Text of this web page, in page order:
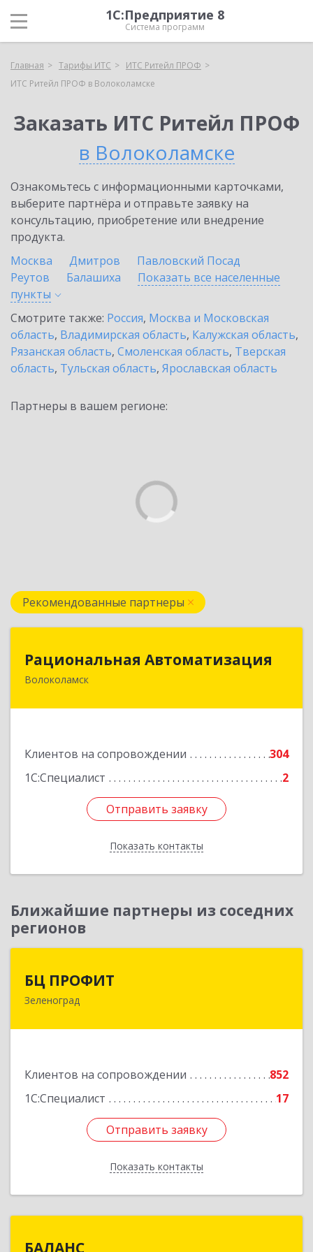
1С:Предприятие 8
Система программ
Главная Тарифы ИТС
ИТС Ритейл ПРОФ
ИТС Ритейл ПРОФ в Волоколамске
Заказать ИТС Ритейл ПРОФ
в Волоколамске
Ознакомьтесь с информационными карточками,
выберите партнёра и отправьте заявку на
консультацию, приобретение или внедрение
продукта.
Москва
Дмитров
Павловский Посад
Реутов
Балашиха
Показать все населенные
пункты
Смотрите также: Россия, Москва и Московская
область, Владимирская область, Калужская область,
Рязанская область, Смоленская область, Тверская
область, Тульская область, Ярославская область
Партнеры в вашем регионе:
Рекомендованные партнеры
Рациональная Автоматизация
Волоколамск
Клиентов на сопровождении
304
1С:Специалист
2
Отправить заявку
Показать контакты
143600, Московская обл, Волоколамский р-н,
Подробнее
Отправить заявку
Назад
Ближайшие партнеры из соседних
регионов
БЦ ПРОФИТ
Зеленоград
Клиентов на сопровождении
852
1С:Специалист
17
Отправить заявку
Показать контакты
124482, Москва г, Зеленоград г, корпус 340,
Отправить заявку
Назад
БАЛАНС